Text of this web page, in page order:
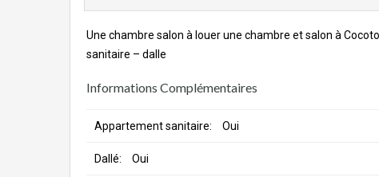
Une chambre salon à louer une chambre et salon à
sanitaire – dalle
Informations Complémentaires
Appartement sanitaire: Oui
Dallé: Oui